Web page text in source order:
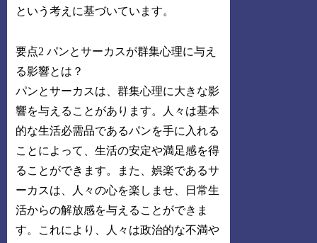
という考えに基づいています。
要点2 パンとサーカスが群集心理に与え
る影響とは？
パンとサーカスは、群集心理に大きな影
響を与えることがあります。人々は基本
的な生活必需品であるパンを手に入れる
ことによって、生活の安定や満足感を得
ることができます。また、娯楽であるサ
ーカスは、人々の心を楽しませ、日常生
活からの解放感を与えることができま
す。これにより、人々は政治的な不満や